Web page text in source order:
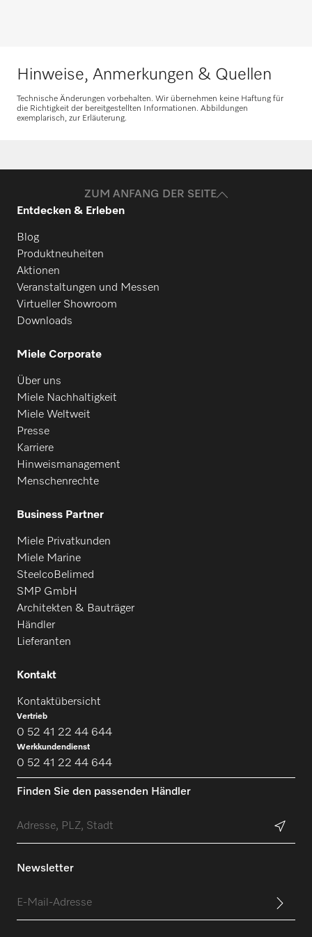
Ersatzteile anfragen
Benötigen Sie Ersatzteile für Ihre
Hinweise, Anmerkungen & Quellen
Technische Änderungen vorbehalten. Wir übernehmen keine Haftung für
die Richtigkeit der bereitgestellten Informationen. Abbildungen
exemplarisch, zur Erläuterung.
ZUM ANFANG DER SEITE
Entdecken & Erleben
Blog
Produktneuheiten
Aktionen
Veranstaltungen und Messen
Virtueller Showroom
Downloads
Miele Corporate
Über uns
Miele Nachhaltigkeit
Miele Weltweit
Presse
Karriere
Hinweismanagement
Menschenrechte
Business Partner
Miele Privatkunden
Miele Marine
SteelcoBelimed
SMP GmbH
Architekten & Bauträger
Händler
Lieferanten
Kontakt
Kontaktübersicht
Vertrieb
0 52 41 22 44 644
Werkkundendienst
0 52 41 22 44 644
Finden Sie den passenden Händler
Newsletter